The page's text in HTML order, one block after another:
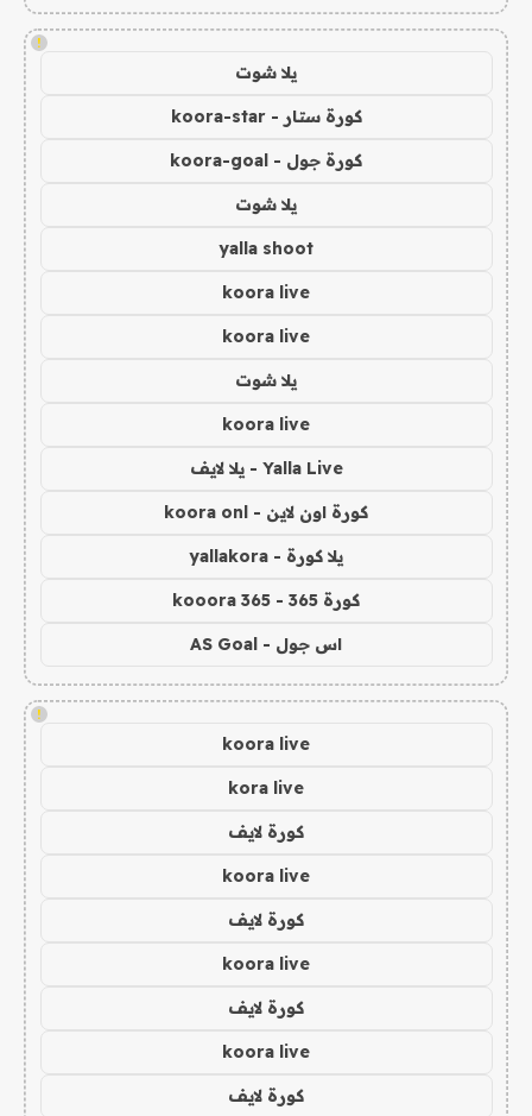
!
يلا شوت
كورة ستار - koora-star
كورة جول - koora-goal
يلا شوت
yalla shoot
koora live
koora live
يلا شوت
koora live
Yalla Live - يلا لايف
كورة اون لاين - koora onl
يلا كورة - yallakora
كورة 365 - kooora 365
اس جول - AS Goal
!
koora live
kora live
كورة لايف
koora live
كورة لايف
koora live
كورة لايف
koora live
كورة لايف